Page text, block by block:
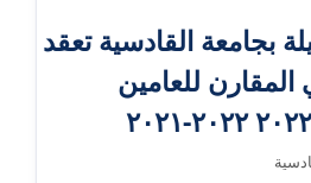
بجامعة القادسية تعقد
المقارن للعامين